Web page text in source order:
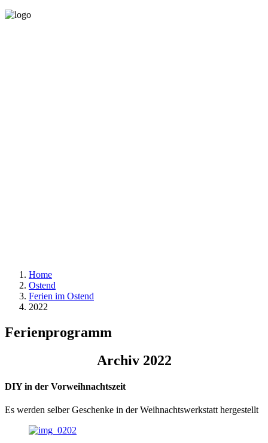
Home
Ostend
Ferien im Ostend
2022
Ferienprogramm
Archiv 2022
DIY in der Vorweihnachtszeit
Es werden selber Geschenke in der Weihnachtswerkstatt hergestellt